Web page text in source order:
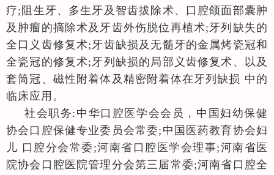
疗;阻生牙、多生牙及智⻮拔除术、口腔颌面部囊肿
及肿瘤的摘除术及牙⻮外伤脱位再植术;牙列缺失的
全口义⻮修复术;牙⻮缺损及无髓牙的金属烤瓷冠和
全瓷冠的修复术;牙列缺损的局部义⻮修复术、以及
套筒冠、磁性附着体及精密附着体在牙列缺损 中的
临床应用。
社会职务: 中华口腔医学会会员，中国妇幼保健
协会口腔保健专业委员会常委;中国医药教育协会妇
儿 口腔分会常委;河南省口腔医学会理事;河南省医
院协会口腔医院管理分会第三届常委;河南省口腔全